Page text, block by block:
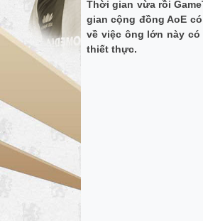
Thời gian vừa rồi
gian cộng đồng AoE
về việc ông lớn này có
thiết thực.